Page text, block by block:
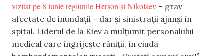
vizitat pe 8 iunie regiunile Herson și Nikolaev – grav
afectate de inundații – dar și sinistrații ajunși în
spital. Liderul de la Kiev a mulțumit personalului
medical care îngrijește răniții, în ciuda